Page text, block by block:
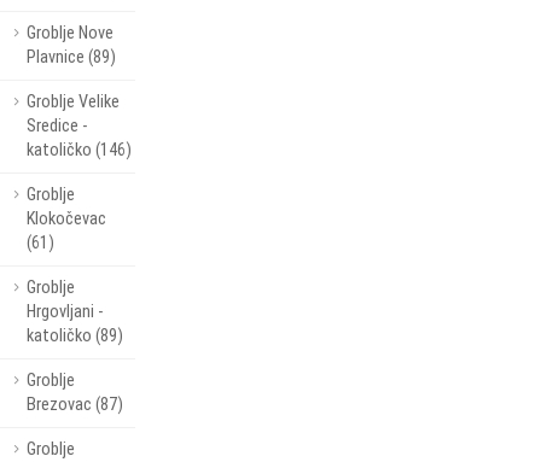
Groblje Nove
Plavnice (89)
Groblje Velike
Sredice -
katoličko (146)
Groblje
Klokočevac
(61)
Groblje
Hrgovljani -
katoličko (89)
Groblje
Brezovac (87)
Groblje